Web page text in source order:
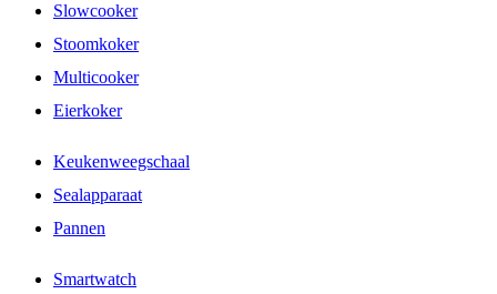
Slowcooker
Stoomkoker
Multicooker
Eierkoker
Keukenweegschaal
Sealapparaat
Pannen
Smartwatch